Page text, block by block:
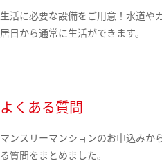
生活に必要な設備をご用意！水道や
居日から通常に生活ができます。
よくある質問
マンスリーマンションのお申込みか
る質問をまとめました。